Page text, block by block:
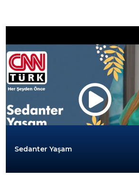
Sedanter Yaşam